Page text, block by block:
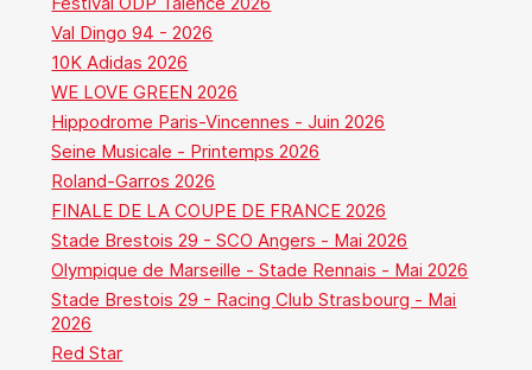
Val Dingo 94 - 2026
10K Adidas 2026
WE LOVE GREEN 2026
Hippodrome Paris-Vincennes - Juin 2026
Seine Musicale - Printemps 2026
Roland-Garros 2026
FINALE DE LA COUPE DE FRANCE 2026
Stade Brestois 29 - SCO Angers - Mai 2026
Olympique de Marseille - Stade Rennais - Mai 2026
Stade Brestois 29 - Racing Club Strasbourg - Mai
2026
Red Star